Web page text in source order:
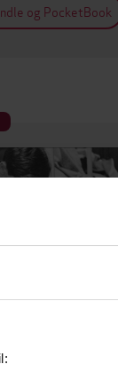
og PocketBook